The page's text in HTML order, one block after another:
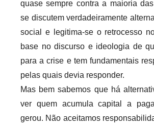
quase sempre contra a maioria
se discutem verdadeiramente
social e legitima-se o retrocesso
base no discurso e ideologia de
para a crise e tem fundamentais
pelas quais devia responder.
Mas bem sabemos que há
ver quem acumula capital a
gerou. Não aceitamos